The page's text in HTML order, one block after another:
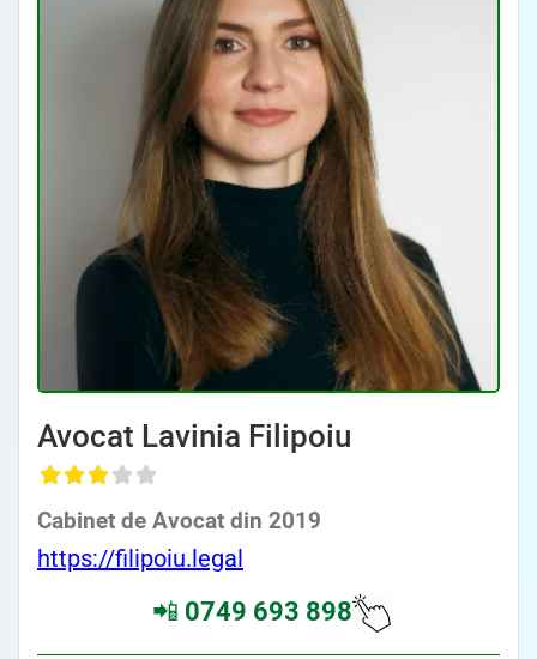
Avocat Lavinia Filipoiu
Cabinet de Avocat din 2019
https://filipoiu.legal
📲 0749 693 898